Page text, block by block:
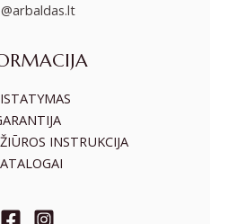
INSTRUKCIJA